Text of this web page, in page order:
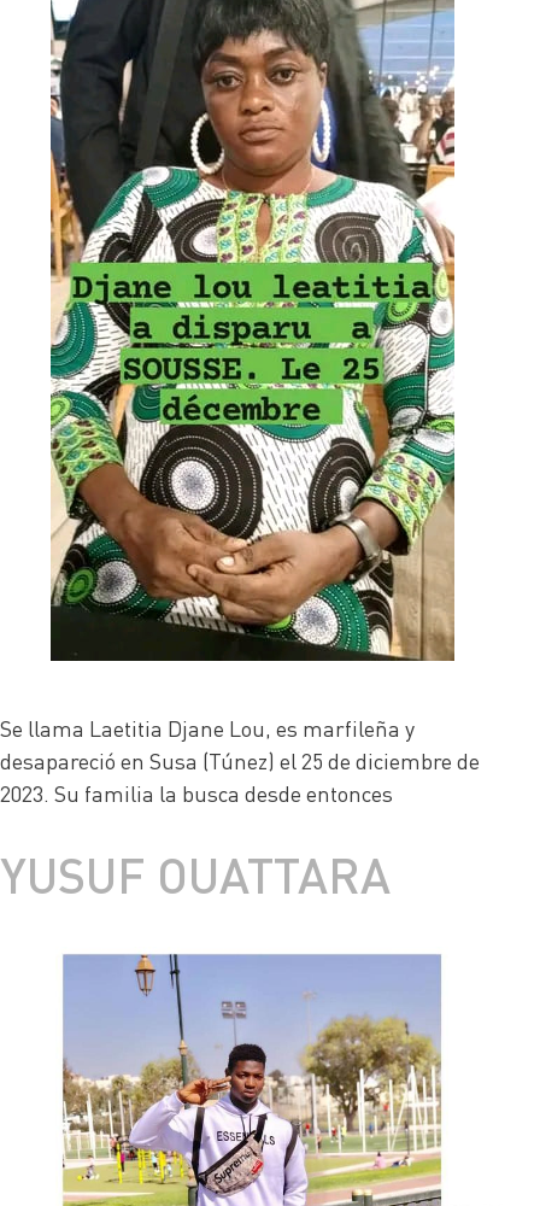
Se llama Laetitia Djane Lou, es marfileña y
desapareció en Susa (Túnez) el 25 de diciembre de
2023. Su familia la busca desde entonces
YUSUF OUATTARA